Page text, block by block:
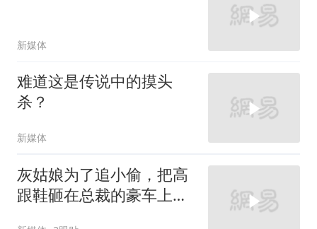
新媒体
难道这是传说中的摸头
杀？
新媒体
灰姑娘为了追小偷，把高
跟鞋砸在总裁的豪车上，